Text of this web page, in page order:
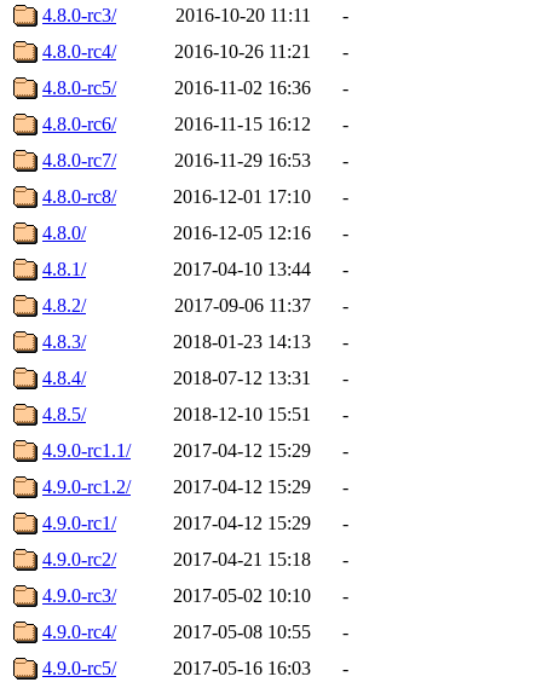
4.8.0-rc3/
2016-10-20 11:11
-
4.8.0-rc4/
2016-10-26 11:21
-
4.8.0-rc5/
2016-11-02 16:36
-
4.8.0-rc6/
2016-11-15 16:12
-
4.8.0-rc7/
2016-11-29 16:53
-
4.8.0-rc8/
2016-12-01 17:10
-
4.8.0/
2016-12-05 12:16
-
4.8.1/
2017-04-10 13:44
-
4.8.2/
2017-09-06 11:37
-
4.8.3/
2018-01-23 14:13
-
4.8.4/
2018-07-12 13:31
-
4.8.5/
2018-12-10 15:51
-
4.9.0-rc1.1/
2017-04-12 15:29
-
4.9.0-rc1.2/
2017-04-12 15:29
-
4.9.0-rc1/
2017-04-12 15:29
-
4.9.0-rc2/
2017-04-21 15:18
-
4.9.0-rc3/
2017-05-02 10:10
-
4.9.0-rc4/
2017-05-08 10:55
-
4.9.0-rc5/
2017-05-16 16:03 -